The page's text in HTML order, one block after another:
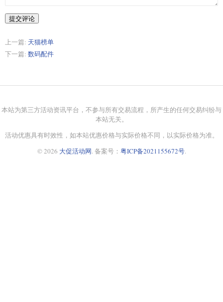
提交评论
上一篇: 天猫榜单
下一篇: 数码配件
本站为第三方活动资讯平台，不参与所有交易流程，所产生的任何交易纠纷与
本站无关。
活动优惠具有时效性，如本站优惠价格与实际价格不同，以实际价格为准。
© 2026 大促活动网. 备案号： 粤ICP备2021155672号.